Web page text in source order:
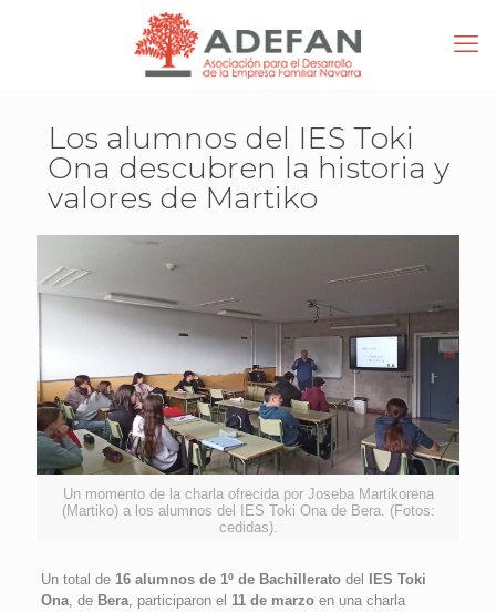
Los alumnos del IES Toki
Ona descubren la historia y
valores de Martiko
Un momento de la charla ofrecida por Joseba Martikorena
(Martiko) a los alumnos del IES Toki Ona de Bera. (Fotos:
cedidas).
Un total de 16 alumnos de 1º de Bachilleratodel
IES Toki
Ona, de Bera, participaron el 11 de marzoen una charla